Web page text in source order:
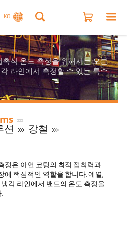
KO
촉식 온도 측정을 위해서는 오븐
라인에서 측정할 수 있는 특수
션
강철
정은 아연 코팅의 최적 접착력과
에 핵심적인 역할을 합니다. 예열,
냉각 라인에서 밴드의 온도 측정을